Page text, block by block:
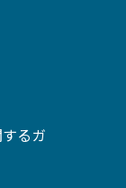
るガ